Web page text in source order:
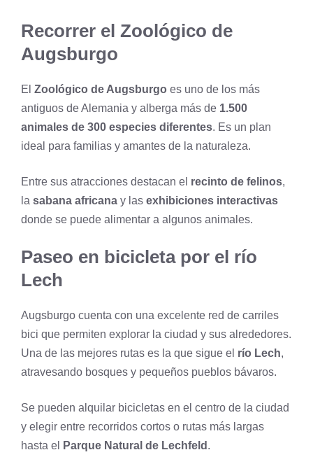
Recorrer el Zoológico de
Augsburgo
El Zoológico de Augsburgo es uno de los más
antiguos de Alemania y alberga más de 1.500
animales de 300 especies diferentes. Es un plan
ideal para familias y amantes de la naturaleza.
Entre sus atracciones destacan el recinto de felinos,
la sabana africana y las exhibiciones interactivas
donde se puede alimentar a algunos animales.
Paseo en bicicleta por el río
Lech
Augsburgo cuenta con una excelente red de carriles
bici que permiten explorar la ciudad y sus alrededores.
Una de las mejores rutas es la que sigue el río Lech,
atravesando bosques y pequeños pueblos bávaros.
Se pueden alquilar bicicletas en el centro de la ciudad
y elegir entre recorridos cortos o rutas más largas
hasta el
Parque Natural de Lechfeld .